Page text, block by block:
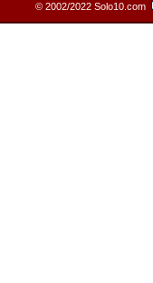
© 2002/2022 Solo10.com